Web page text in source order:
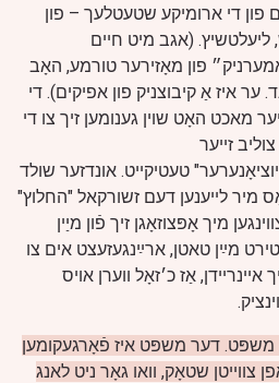
פון די ארומיקע שטעטלעך – פון
ליעלטשיץ. (אגב מיט חיים
פון מאָזירער טורמע, האָב
ער איז אַ קיבוצניק פון אפיקים). די
מאכט האָט שוין גענומען זיך צו די
זייער
טעטיקייט. אונדזער שולד
מיר לײענען דעם זשורקאל "החלוץ"
מיך אָפּצוזאָגן זיך פֿון מיַין
מײַן טאטן, ארײַנגעזעצט אים צו
אַז כ׳זאָל ווערן אויס
משפּט. דער משפּט איז פֿאָרגעקומען
צווייטן שטאָק, וואו גאָר ניט לאנג